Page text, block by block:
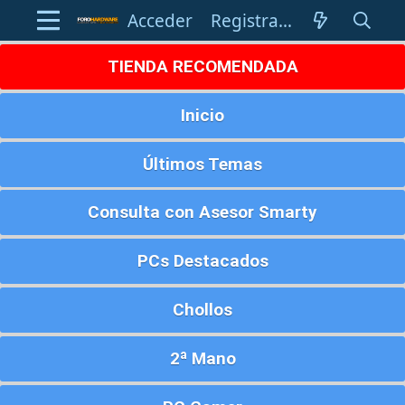
Acceder Registrarse
TIENDA RECOMENDADA
Inicio
Últimos Temas
Consulta con Asesor Smarty
PCs Destacados
Chollos
2ª Mano